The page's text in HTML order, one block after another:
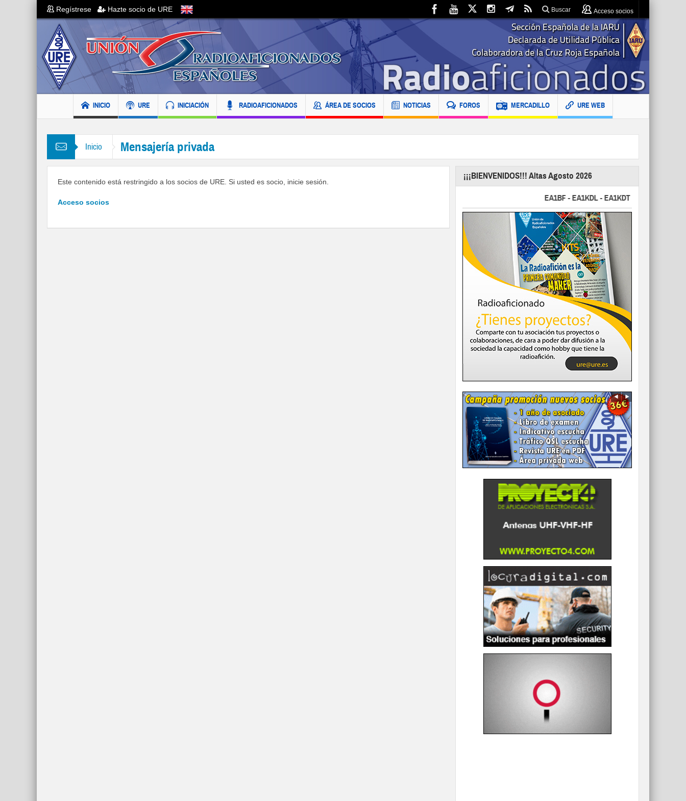
Regístrese Hazte socio de URE Buscar Acceso socios
INICIO URE INICIACIÓN RADIOAFICIONADOS ÁREA DE SOCIOS NOTICIAS FOROS MERCADILLO URE WEB
Inicio Mensajería privada
Este contenido está restringido a los socios de URE. Si usted es socio, inicie sesión.
Acceso socios
¡¡¡BIENVENIDOS!!! Altas Agosto 2026
EA1BF - EA1KDL - EA1KDT - EA2FBJ - EA2FJU